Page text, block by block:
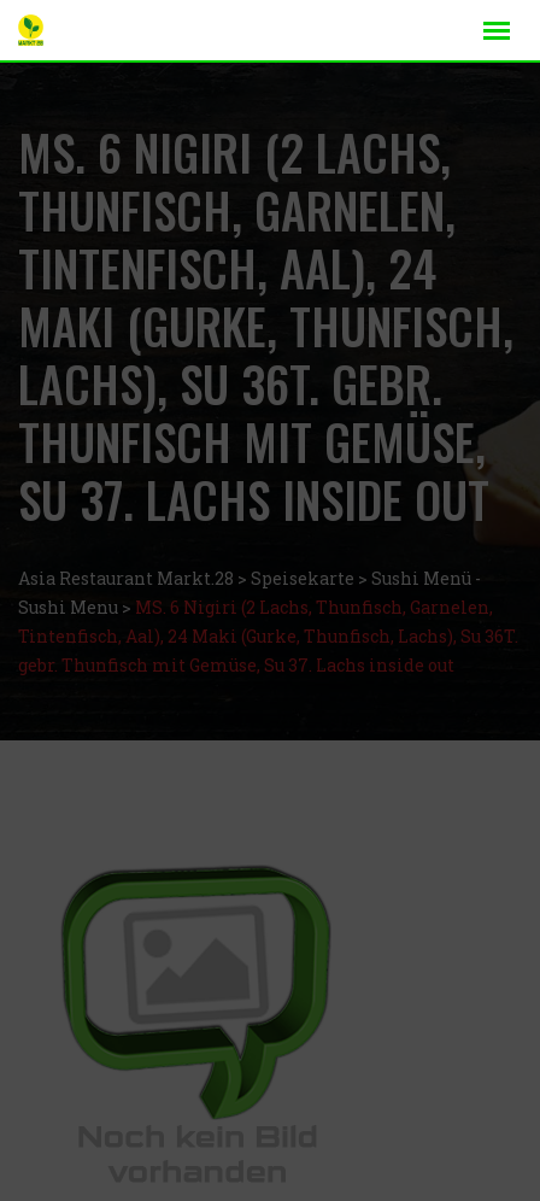
MS. 6 NIGIRI (2 LACHS,
THUNFISCH, GARNELEN,
TINTENFISCH, AAL), 24
MAKI (GURKE, THUNFISCH,
LACHS), SU 36T. GEBR.
THUNFISCH MIT GEMÜSE,
SU 37. LACHS INSIDE OUT
Asia Restaurant Markt.28 > Speisekarte > Sushi Menü -
Sushi Menu > MS. 6 Nigiri (2 Lachs, Thunfisch, Garnelen,
Tintenfisch, Aal), 24 Maki (Gurke, Thunfisch, Lachs), Su 36T.
gebr. Thunfisch mit Gemüse, Su 37. Lachs inside out